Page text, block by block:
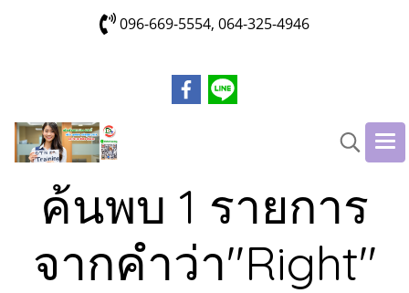
096-669-5554, 064-325-4946
ค้นพบ 1 รายการ
จากคำว่า"Right"